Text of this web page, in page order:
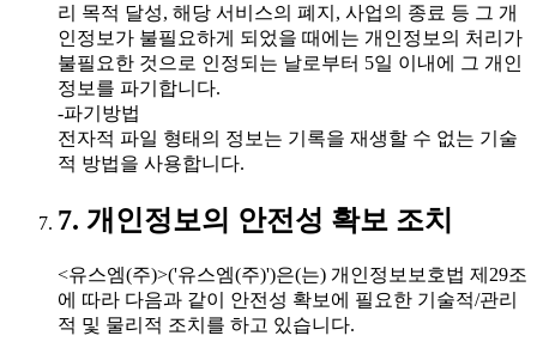
리 목적 달성, 해당 서비스의 폐지, 사업의 종료 등 그 개
인정보가 불필요하게 되었을 때에는 개인정보의 처리가
불필요한 것으로 인정되는 날로부터 5일 이내에 그 개인
정보를 파기합니다.
-파기방법
전자적 파일 형태의 정보는 기록을 재생할 수 없는 기술
적 방법을 사용합니다.
7. 개인정보의 안전성 확보 조치
<유스엠(주)>('유스엠(주)')은(는) 개인정보보호법 제29조
에 따라 다음과 같이 안전성 확보에 필요한 기술적/관리
적 및 물리적 조치를 하고 있습니다.